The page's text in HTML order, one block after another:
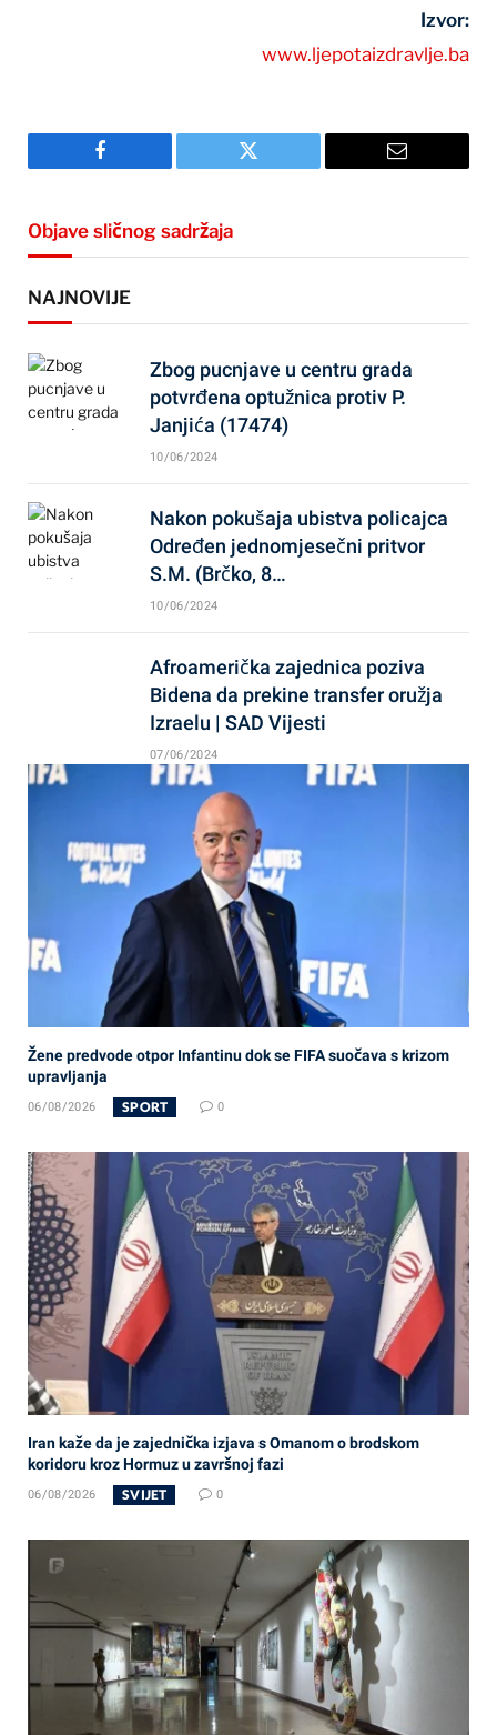
Izvor:
www.ljepotaizdravlje.ba
Facebook Twitter Email
Objave sličnog sadržaja
NAJNOVIJE
Zbog pucnjave u centru grada
potvrđena optužnica protiv P.
Janjića (17474)
10/06/2024
Nakon pokušaja ubistva policajca
Određen jednomjesečni pritvor
S.M. (Brčko, 8…
10/06/2024
Afroamerička zajednica poziva
Bidena da prekine transfer oružja
Izraelu | SAD Vijesti
07/06/2024
Žene predvode otpor Infantinu dok se FIFA suočava s krizom
upravljanja
06/08/2026 SPORT 0
Iran kaže da je zajednička izjava s Omanom o brodskom
koridoru kroz Hormuz u završnoj fazi
06/08/2026 SVIJET 0